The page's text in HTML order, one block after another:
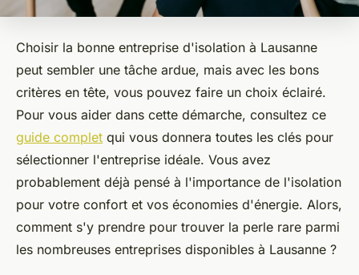
Choisir la bonne entreprise d'isolation à Lausanne
peut sembler une tâche ardue, mais avec les bons
critères en tête, vous pouvez faire un choix éclairé.
Pour vous aider dans cette démarche, consultez ce
guide complet qui vous donnera toutes les clés pour
sélectionner l'entreprise idéale. Vous avez
probablement déjà pensé à l'importance de l'isolation
pour votre confort et vos économies d'énergie. Alors,
comment s'y prendre pour trouver la perle rare parmi
les nombreuses entreprises disponibles à Lausanne ?